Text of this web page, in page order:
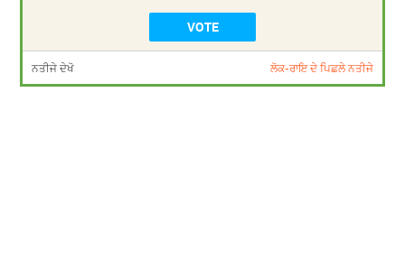
ਨਤੀਜੇ ਦੇਖੋ ਲੋਕ-ਰਾਇ ਦੇ ਪਿਛਲੇ ਨਤੀਜੇ